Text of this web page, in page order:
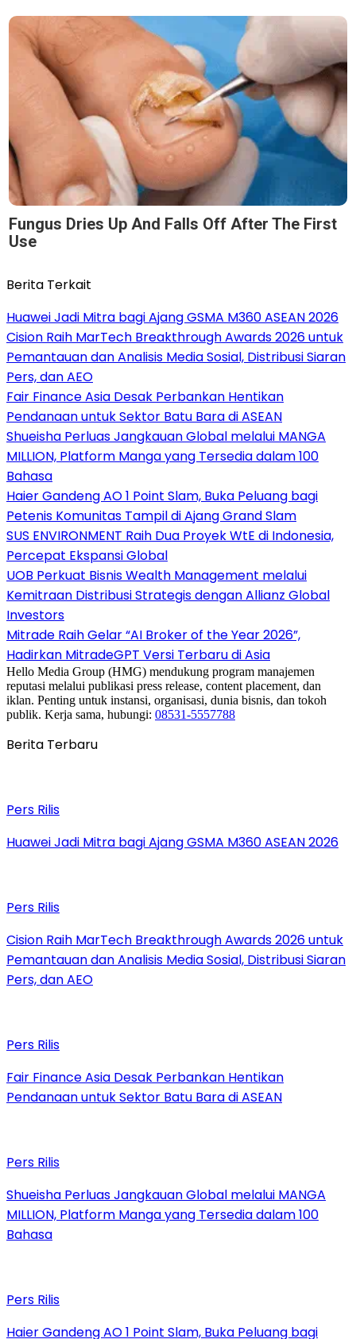
Fungus Dries Up And Falls Off After The First
Use
Berita Terkait
Huawei Jadi Mitra bagi Ajang GSMA M360 ASEAN 2026
Cision Raih MarTech Breakthrough Awards 2026 untuk
Pemantauan dan Analisis Media Sosial, Distribusi Siaran
Pers, dan AEO
Fair Finance Asia Desak Perbankan Hentikan
Pendanaan untuk Sektor Batu Bara di ASEAN
Shueisha Perluas Jangkauan Global melalui MANGA
MILLION, Platform Manga yang Tersedia dalam 100
Bahasa
Haier Gandeng AO 1 Point Slam, Buka Peluang bagi
Petenis Komunitas Tampil di Ajang Grand Slam
SUS ENVIRONMENT Raih Dua Proyek WtE di Indonesia,
Percepat Ekspansi Global
UOB Perkuat Bisnis Wealth Management melalui
Kemitraan Distribusi Strategis dengan Allianz Global
Investors
Mitrade Raih Gelar “AI Broker of the Year 2026”,
Hadirkan MitradeGPT Versi Terbaru di Asia
Hello Media Group (HMG) mendukung program manajemen
reputasi melalui publikasi press release, content placement, dan
iklan. Penting untuk instansi, organisasi, dunia bisnis, dan tokoh
publik. Kerja sama, hubungi: 08531-5557788
Berita Terbaru
Pers Rilis
Huawei Jadi Mitra bagi Ajang GSMA M360 ASEAN 2026
Pers Rilis
Cision Raih MarTech Breakthrough Awards 2026 untuk
Pemantauan dan Analisis Media Sosial, Distribusi Siaran
Pers, dan AEO
Pers Rilis
Fair Finance Asia Desak Perbankan Hentikan
Pendanaan untuk Sektor Batu Bara di ASEAN
Pers Rilis
Shueisha Perluas Jangkauan Global melalui MANGA
MILLION, Platform Manga yang Tersedia dalam 100
Bahasa
Pers Rilis
Haier Gandeng AO 1 Point Slam, Buka Peluang bagi